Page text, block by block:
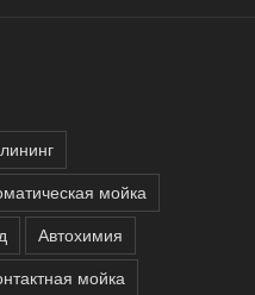
мойка
Автохимия
мойка